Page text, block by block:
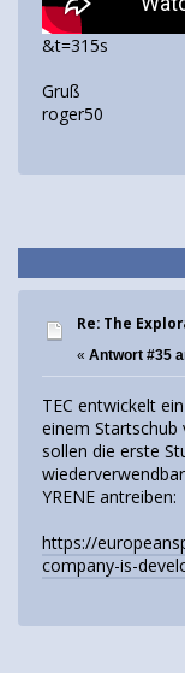
&t=315s
Gruß
roger50
Re: The
« Antwort #35
TEC entwickelt
einem Startschub
sollen die erste
YRENE antreiben:
https://
company-is-